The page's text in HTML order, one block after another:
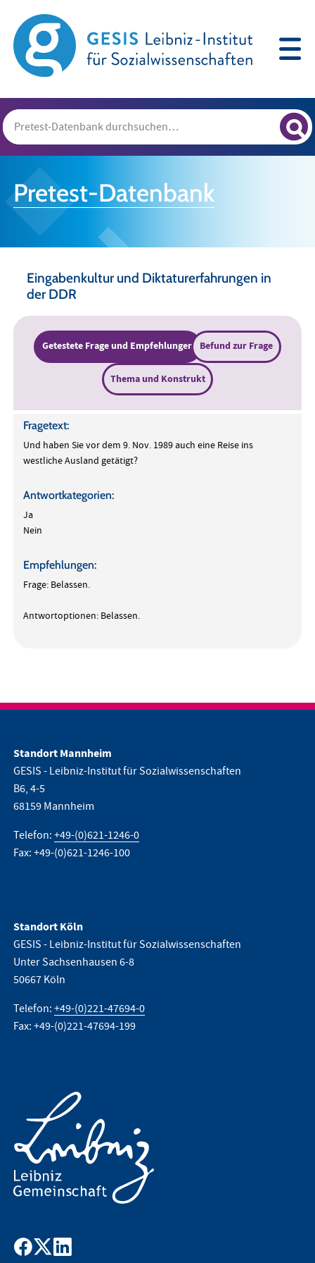
Pretest-Datenbank
Eingabenkultur und Diktaturerfahrungen in
der DDR
Getestete Frage und Empfehlungen Befund zur Frage
Thema und Konstrukt
Fragetext:
Und haben Sie vor dem 9. Nov. 1989 auch eine Reise ins
westliche Ausland getätigt?
Antwortkategorien:
Ja
Nein
Empfehlungen:
Frage: Belassen.
Antwortoptionen: Belassen.
Standort Mannheim
GESIS - Leibniz-Institut für Sozialwissenschaften
B6, 4-5
68159 Mannheim
Telefon:+49-(0)621-1246-0
Fax: +49-(0)621-1246-100
Standort Köln
GESIS - Leibniz-Institut für Sozialwissenschaften
Unter Sachsenhausen 6-8
50667 Köln
Telefon:+49-(0)221-47694-0
Fax: +49-(0)221-47694-199